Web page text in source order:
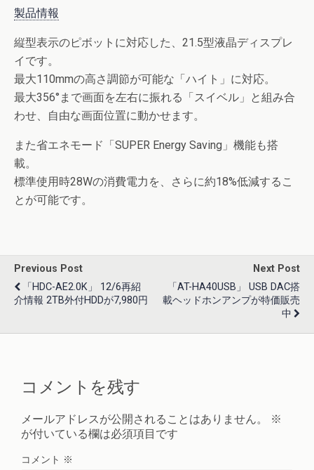
製品情報
縦型表示のピボットに対応した、21.5型液晶ディスプレ
イです。
最大110mmの高さ調節が可能な「ハイト」に対応。
最大356°まで画面を左右に振れる「スイベル」と組み合
わせ、自由な画面位置に動かせます。
また省エネモード「SUPER Energy Saving」機能も搭
載。
標準使用時28Wの消費電力を、さらに約18%低減するこ
とが可能です。
Previous Post
「HDC-AE2.0K」 12/6再紹
介情報 2TB外付HDDが7,980円
Next Post
「AT-HA40USB」 USB DAC搭
載ヘッドホンアンプが特価販売
中
コメントを残す
メールアドレスが公開されることはありません。
※
が付いている欄は必須項目です
コメント ※